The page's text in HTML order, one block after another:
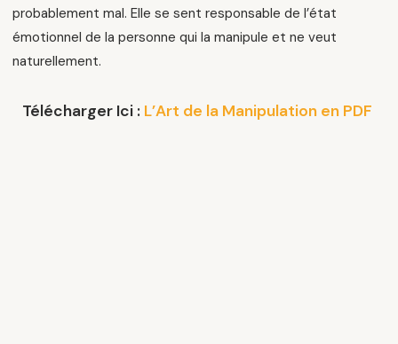
probablement mal. Elle se sent responsable de l’état
émotionnel de la personne qui la manipule et ne veut
naturellement.
Télécharger Ici : L’Art de la Manipulation en PDF